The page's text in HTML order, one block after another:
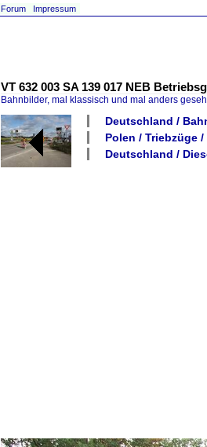
Forum Impressum
VT 632 003 SA 139 017 NEB
Bahnbilder, mal klassisch und mal anders
Deutschland /
Polen / Triebzüge
Deutschland /